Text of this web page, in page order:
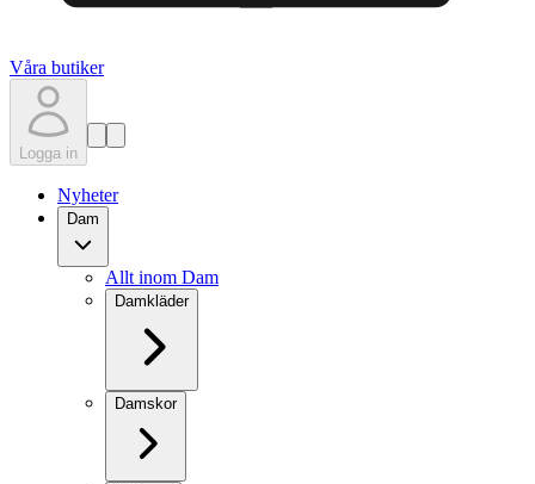
Våra butiker
Logga in
Nyheter
Dam
Allt inom Dam
Damkläder
Damskor